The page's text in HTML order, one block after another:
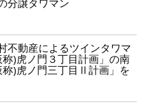
不動産によるツインタワマ
)虎ノ門３丁目計画」の南
)虎ノ門三丁目Ⅱ計画」を